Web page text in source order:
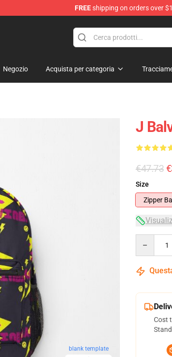
FREEshipping on orders over
Negozio Acquista per categoria
blank template
J
€47.73
Size
Zipper
Cost